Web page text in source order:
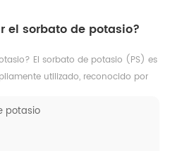
el sorbato de potasio?
El sorbato de potasio (PS) es
utilizado, reconocido por
potasio